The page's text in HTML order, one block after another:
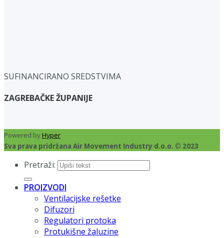
SUFINANCIRANO SREDSTVIMA
ZAGREBAČKE ŽUPANIJE
Powered byHyper
Sva prava pridržana Air Movement Industry d.o.o. © 2023
Pretraži:
PROIZVODI
Ventilacijske rešetke
Difuzori
Regulatori protoka
Protukišne žaluzine